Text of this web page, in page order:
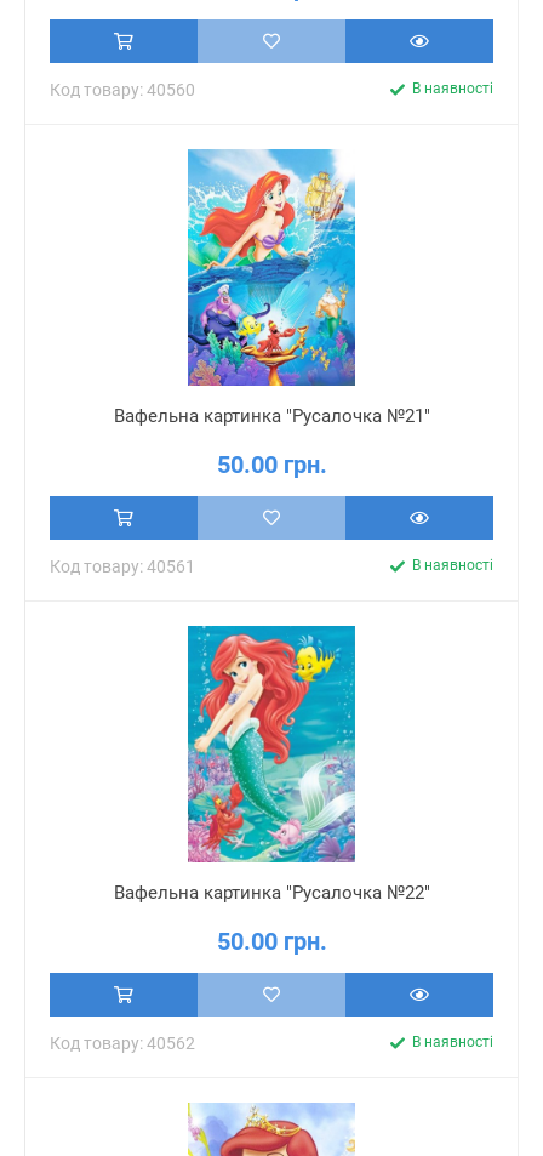
Код товару: 40560 В наявності
Вафельна картинка "Русалочка №21"
50.00 грн.
Код товару: 40561 В наявності
Вафельна картинка "Русалочка №22"
50.00 грн.
Код товару: 40562 В наявності